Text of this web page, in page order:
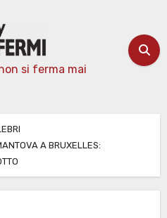
si ferma mai
A BRUXELLES: